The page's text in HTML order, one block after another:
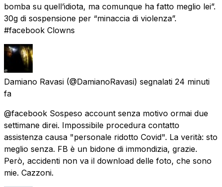
bomba su quell’idiota, ma comunque ha fatto meglio lei”.
30g di sospensione per “minaccia di violenza”.
#facebook Clowns
Damiano Ravasi (@DamianoRavasi) segnalati 24 minuti
fa
@facebook Sospeso account senza motivo ormai due
settimane direi. Impossibile procedura contatto
assistenza causa "personale ridotto Covid". La verità: sto
meglio senza. FB è un bidone di immondizia, grazie.
Però, accidenti non va il download delle foto, che sono
mie. Cazzoni.